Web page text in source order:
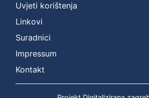
Uvjeti korištenja
Linkovi
Suradnici
Impressum
Kontakt